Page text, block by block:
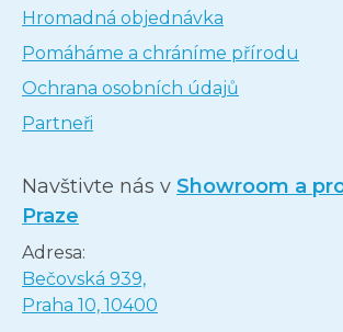
Hromadná objednávka
Pomáháme a chráníme přírodu
Ochrana osobních údajů
Partneři
Navštivte nás v Showroom a
Praze
Adresa:
Bečovská 939,
Praha 10, 10400